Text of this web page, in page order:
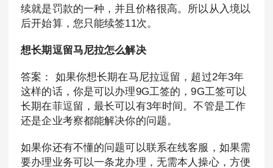
续就是罚款的一种，并且价格很高。所以从入境以
后开始算，您只能续签11次。
想长期逗留马尼拉怎么解决
答案： 如果你想长期在马尼拉逗留，超过2年3年
这样的话，你是可以办理9G工签的，9G工签可以
长期在菲逗留，最长可以有3年时间。不管是工作
还是企业考察都能解决你的问题。
如果你还有不懂的问题可以联系在线客服，如果需
要办理业务可以一条龙办理，无需本人操心，方便